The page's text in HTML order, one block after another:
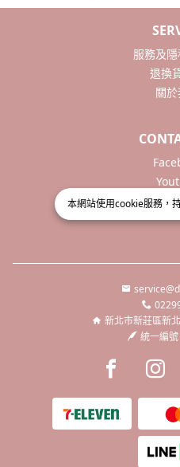
本網站使用cookie服務，
服務及
退換
關
新北市新莊區新
統一編